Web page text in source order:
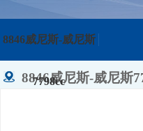
8846威尼斯-威尼斯
7798cc
8846威尼斯-威尼斯